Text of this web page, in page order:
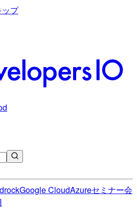
プ
Google CloudAzureセミナー会